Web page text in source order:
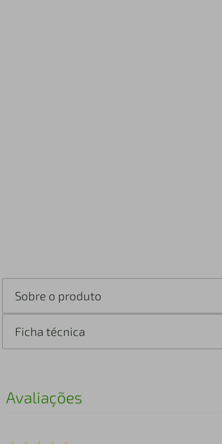
Sobre o produto
Ficha técnica
Avaliações